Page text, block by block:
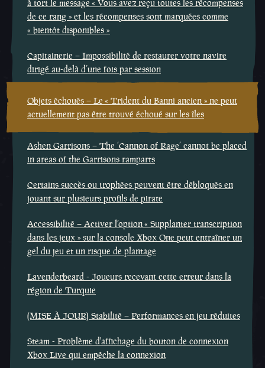
à tort le message « Vous avez reçu toutes les récompenses
de ce rang » et les récompenses sont marquées comme
« bientôt disponibles »
Capitainerie – Impossibilité de restaurer votre navire
dirigé au-delà d’une fois par session
Objets échoués – Le « Trident du Banni ancien » ne peut
actuellement pas être trouvé échoué sur les îles
Ashen Garrisons – The ‘Cannon of Rage’ cannot be placed
in areas of the Garrisons ramparts
Certains succès ou trophées peuvent être débloqués en
jouant sur plusieurs profils de pirate
Accessibilité – Activer l’option « Supplanter transcription
dans les jeux » sur la console Xbox One peut entraîner un
gel du jeu et un risque de plantage
Lavenderbeard - Joueurs recevant cette erreur dans la
région de Turquie
(MISE À JOUR) Stabilité – Performances en jeu réduites
Steam - Problème d'affichage du bouton de connexion
Xbox Live qui empêche la connexion